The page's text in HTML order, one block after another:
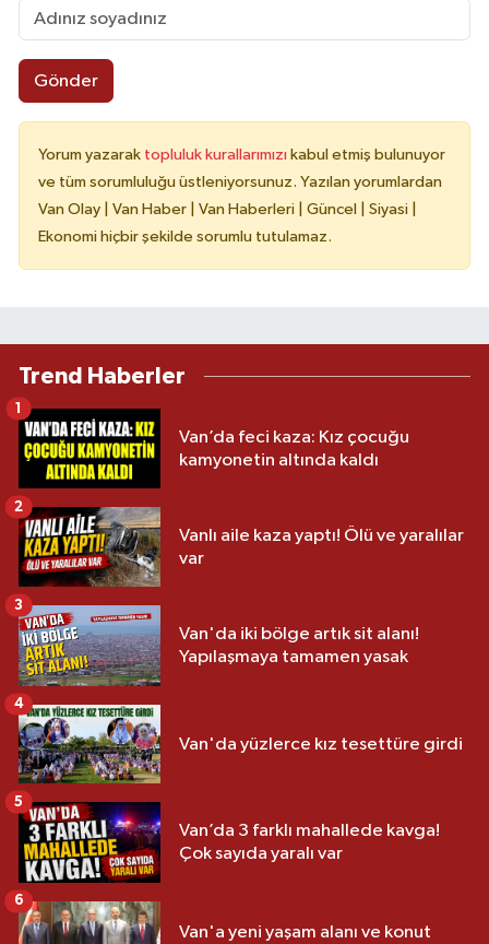
Gönder
Yorum yazarak topluluk kurallarımızı kabul etmiş bulunuyor
ve tüm sorumluluğu üstleniyorsunuz. Yazılan yorumlardan
Van Olay | Van Haber | Van Haberleri | Güncel | Siyasi |
Ekonomi hiçbir şekilde sorumlu tutulamaz.
Trend Haberler
Van’da feci kaza: Kız çocuğu
kamyonetin altında kaldı
1
Vanlı aile kaza yaptı! Ölü ve yaralılar
var
2
Van'da iki bölge artık sit alanı!
Yapılaşmaya tamamen yasak
3
Van'da yüzlerce kız tesettüre girdi
4
Van’da 3 farklı mahallede kavga!
Çok sayıda yaralı var
5
Van'a yeni yaşam alanı ve konut
6